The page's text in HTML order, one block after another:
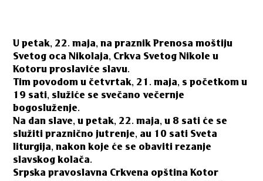
U petak, 22. maja, na praznik Prenosa moštiju
Svetog oca Nikolaja, Crkva Svetog Nikole u
Kotoru proslaviće slavu.
Tim povodom u četvrtak, 21. maja, s početkom u
19 sati, služiće se svečano večernje
bogosluženje.
Na dan slave, u petak, 22. maja, u 8 sati će se
služiti praznično jutrenje, au 10 sati Sveta
liturgija, nakon koje će se obaviti rezanje
slavskog kolača.
Srpska pravoslavna Crkvena opština Kotor